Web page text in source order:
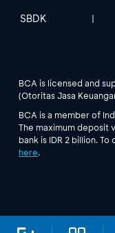
SBDK |
BCA is licensed and
(Otoritas Jasa
BCA is a member of
The maximum deposit
bank is IDR 2 billion.
here.